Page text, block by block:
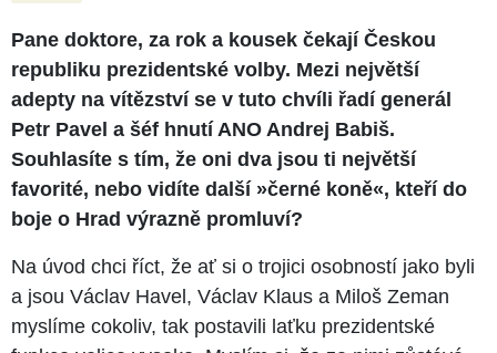
Pane doktore, za rok a kousek čekají Českou
republiku prezidentské volby. Mezi největší
adepty na vítězství se v tuto chvíli řadí generál
Petr Pavel a šéf hnutí ANO Andrej Babiš.
Souhlasíte s tím, že oni dva jsou ti největší
favorité, nebo vidíte další »černé koně«, kteří do
boje o Hrad výrazně promluví?
Na úvod chci říct, že ať si o trojici osobností jako byli
a jsou Václav Havel, Václav Klaus a Miloš Zeman
myslíme cokoliv, tak postavili laťku prezidentské